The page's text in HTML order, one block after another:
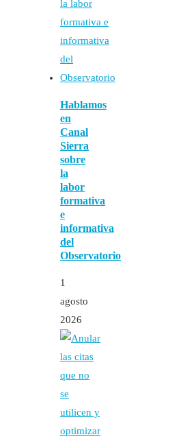
Hablamos
en
Canal
Sierra
sobre
la
labor
formativa
e
informativa
del
Observatorio
1
agosto
2026